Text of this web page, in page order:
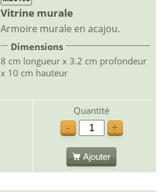
Vitrine murale
Armoire murale en acajou.
Dimensions
8 cm longueur x 3.2 cm profondeur
x 10 cm hauteur
Quantité
-
+
Ajouter